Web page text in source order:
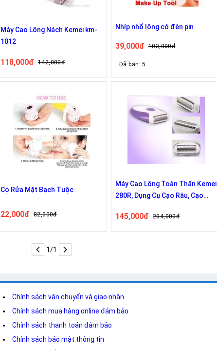
Máy Cạo Lông Nách Kemei km-
1012
118,000đ 142,000đ
Nhíp nhổ lông có đèn pin
39,000đ 103,000đ
Đã bán: 5
Cọ Rửa Mặt Bạch Tuộc
22,000đ 82,000đ
Máy Cạo Lông Toàn Thân Kemei
280R, Dụng Cụ Cạo Râu, Cạo
145,000đ 204,000đ
1/1
Chính sách vận chuyển và giao nhận
Chính sách mua hàng online đảm bảo
Chính sách thanh toán đảm bảo
Chính sách bảo mật thông tin